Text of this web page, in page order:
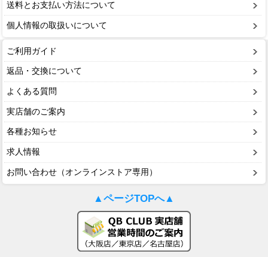
送料とお支払い方法について
個人情報の取扱いについて
ご利用ガイド
返品・交換について
よくある質問
実店舗のご案内
各種お知らせ
求人情報
お問い合わせ（オンラインストア専用）
▲ページTOPへ▲